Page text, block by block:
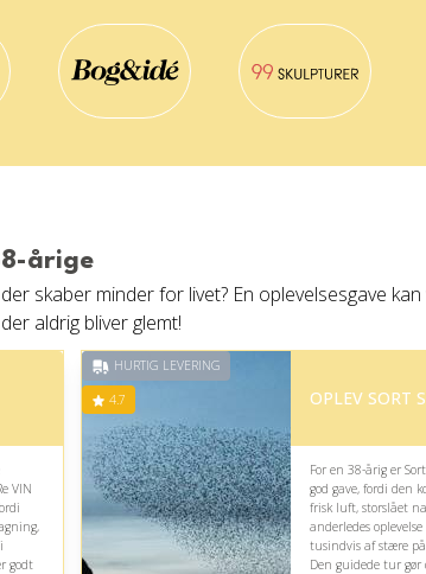
årige
skaber minder for livet? En oplevelsesgave
aldrig bliver glemt!
VIN
godt
HURTIG LEVERING
4.7 OPLEV SORT
For en 38-årig er
god gave, fordi den
frisk luft, storslået
anderledes oplevelse
tusindvis af stære
Den guidede tur